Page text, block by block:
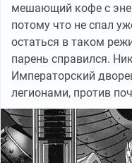
мешающий кофе с
потому что не спал
остаться в таком
парень справился.
Императорский
легионами, против